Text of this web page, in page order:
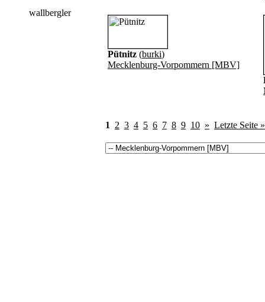
wallbergler
Pütnitz (burki)
Mecklenburg-Vorpommern [MBV]
1 2 3 4 5 6 7 8 9 10 » Letzte Seite »